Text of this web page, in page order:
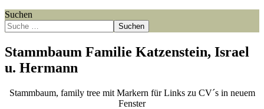
Suchen
Suchen
Stammbaum Familie Katzenstein, Israel
u. Hermann
Stammbaum, family tree mit Markern für Links zu CV´s in neuem
Fenster